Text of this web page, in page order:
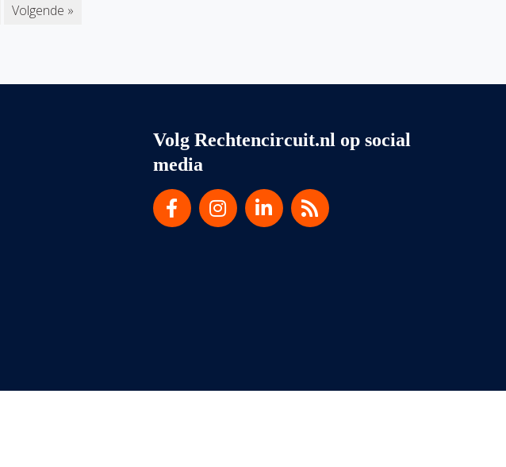
Volgende »
Volg Rechtencircuit.nl op social
media